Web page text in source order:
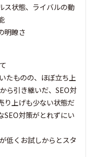
ス状態、ライバルの動
明瞭さ
たものの、ほぼ立ち上
ら引き継いだ、SEO対
り上げも少ない状態だ
SEO対策がとれずにい
低くお試しからとスタ